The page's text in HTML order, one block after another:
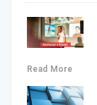
Read More